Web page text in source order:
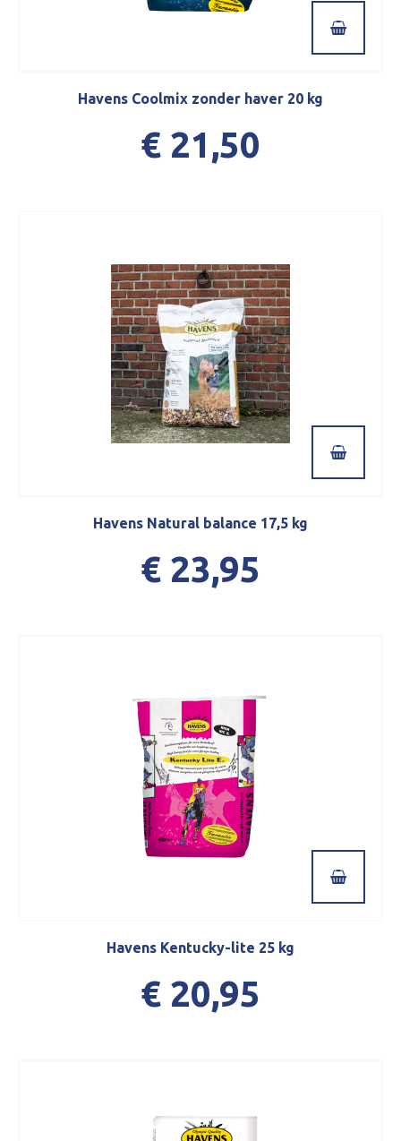
Havens Coolmix zonder haver 20 kg
€ 21,50
Havens Natural balance 17,5 kg
€ 23,95
Havens Kentucky-lite 25 kg
€ 20,95